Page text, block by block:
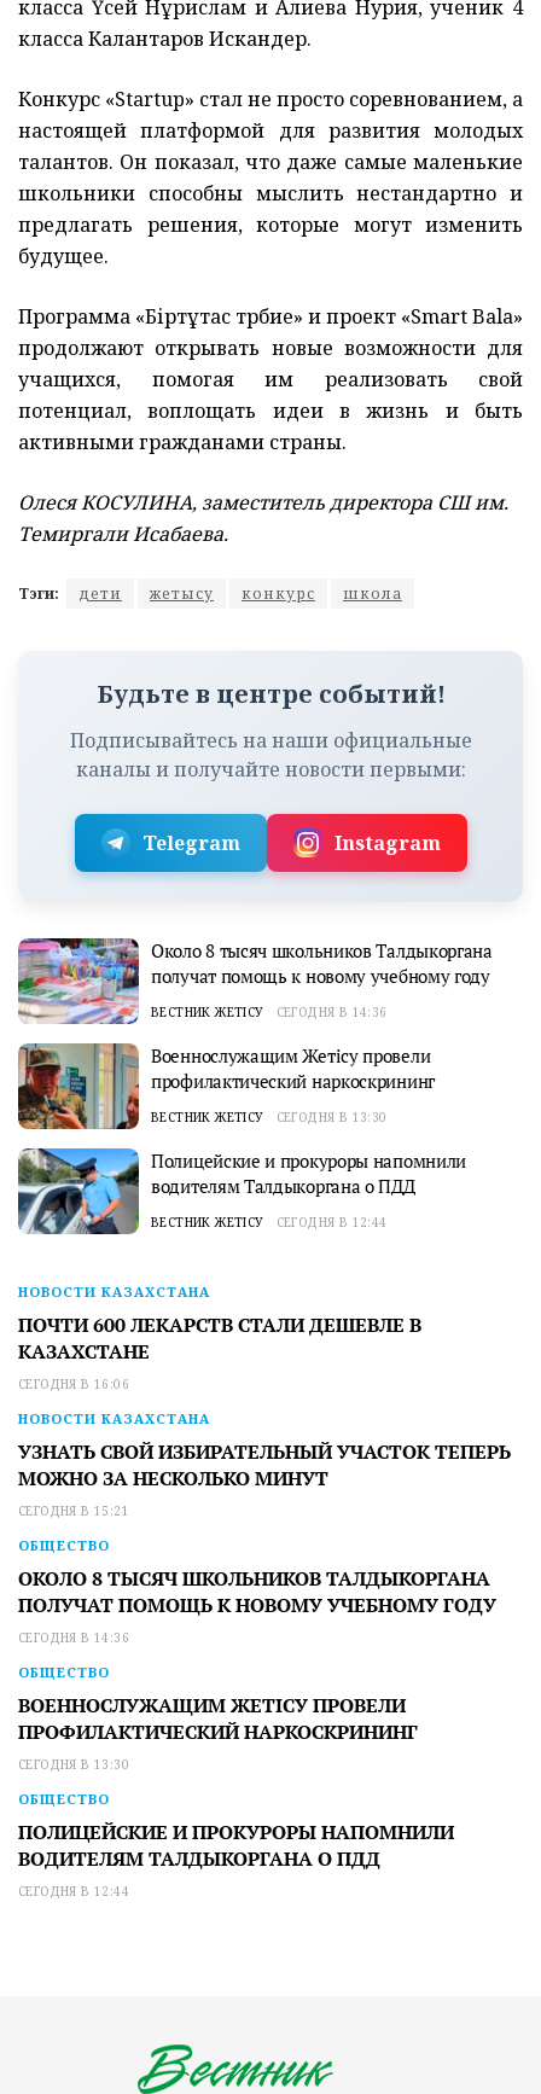
класса Үсей Нұрислам и Алиева Нурия, ученик 4
класса Калантаров Искандер.
Конкурс «Startup» стал не просто соревнованием, а
настоящей платформой для развития молодых
талантов. Он показал, что даже самые маленькие
школьники способны мыслить нестандартно и
предлагать решения, которые могут изменить
будущее.
Программа «Біртұтас тәрбие» и проект «Smart Bala»
продолжают открывать новые возможности для
учащихся, помогая им реализовать свой
потенциал, воплощать идеи в жизнь и быть
активными гражданами страны.
Олеся КОСУЛИНА, заместитель директора СШ им.
Темиргали Исабаева.
Тэги: дети жетысу конкурс школа
Будьте в центре событий!
Подписывайтесь на наши официальные
каналы и получайте новости первыми:
Telegram Instagram
Около 8 тысяч школьников Талдыкоргана
получат помощь к новому учебному году
ВЕСТНИК ЖЕТІСУ СЕГОДНЯ В 14:36
Военнослужащим Жетісу провели
профилактический наркоскрининг
ВЕСТНИК ЖЕТІСУ СЕГОДНЯ В 13:30
Полицейские и прокуроры напомнили
водителям Талдыкоргана о ПДД
ВЕСТНИК ЖЕТІСУ СЕГОДНЯ В 12:44
НОВОСТИ КАЗАХСТАНА
ПОЧТИ 600 ЛЕКАРСТВ СТАЛИ ДЕШЕВЛЕ В
КАЗАХСТАНЕ
СЕГОДНЯ В 16:06
НОВОСТИ КАЗАХСТАНА
УЗНАТЬ СВОЙ ИЗБИРАТЕЛЬНЫЙ УЧАСТОК ТЕПЕРЬ
МОЖНО ЗА НЕСКОЛЬКО МИНУТ
СЕГОДНЯ В 15:21
ОБЩЕСТВО
ОКОЛО 8 ТЫСЯЧ ШКОЛЬНИКОВ ТАЛДЫКОРГАНА
ПОЛУЧАТ ПОМОЩЬ К НОВОМУ УЧЕБНОМУ ГОДУ
СЕГОДНЯ В 14:36
ОБЩЕСТВО
ВОЕННОСЛУЖАЩИМ ЖЕТІСУ ПРОВЕЛИ
ПРОФИЛАКТИЧЕСКИЙ НАРКОСКРИНИНГ
СЕГОДНЯ В 13:30
ОБЩЕСТВО
ПОЛИЦЕЙСКИЕ И ПРОКУРОРЫ НАПОМНИЛИ
ВОДИТЕЛЯМ ТАЛДЫКОРГАНА О ПДД
СЕГОДНЯ В 12:44